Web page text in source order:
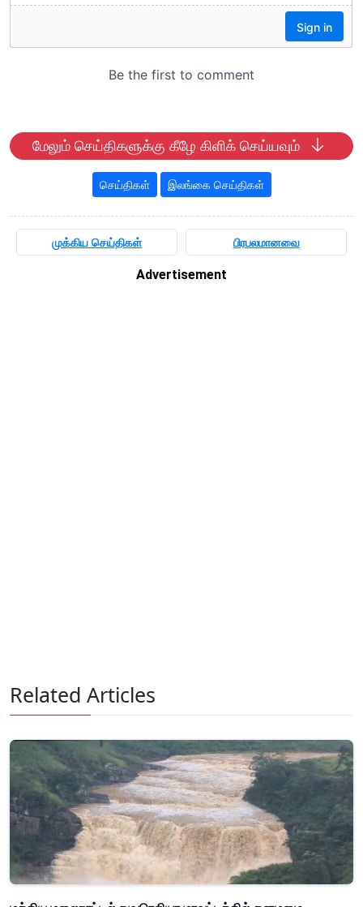
மேலும் செய்திகளுக்கு கீழே கிளிக் செய்யவும்
செய்திகள் இலங்கை செய்திகள்
முக்கிய செய்திகள் பிரபலமானவை
Advertisement
Related Articles